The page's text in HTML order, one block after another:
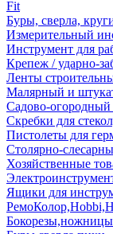
Fit
Буры, сверла,
Измерительный
Инструмент для
Крепеж / ударно-
Ленты
Малярный и
Садово-огородный
Скребки для
Пистолеты для
Столярно-
Хозяйственные
Ящики для